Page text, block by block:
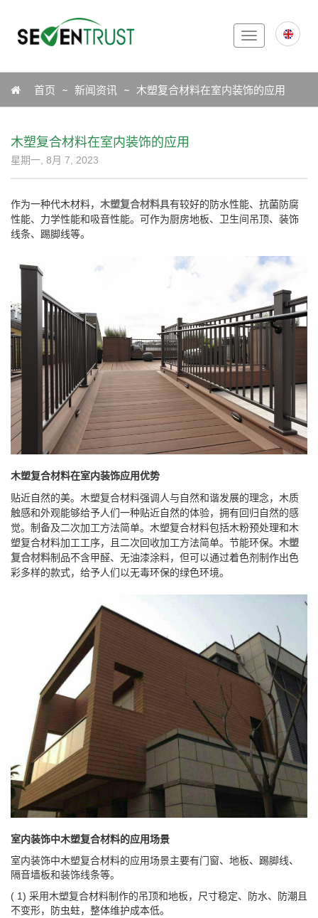
Toggle
navigation
Icon首页 新闻资讯 木塑复合材料在室内装饰的应用
木塑复合材料在室内装饰的应用
星期一, 8月 7, 2023
作为一种代木材料， 木塑复合材料具有较好的防水性能、抗菌防腐
性能、力学性能和吸音性能。可作为厨房地板、卫生间吊顶、装饰
线条、踢脚线等。
木塑复合材料在室内装饰应用优势
贴近自然的美。木塑复合材料强调人与自然和谐发展的理念，木质
触感和外观能够给予人们一种贴近自然的体验，拥有回归自然的感
觉。 制备及二次加工方法简单。木塑复合材料包括木粉预处理和木
塑复合材料加工工序，且二次回收加工方法简单。 节能环保。 木塑
复合材料制品不含甲醛、无油漆涂料，但可以通过着色剂制作出色
彩多样的款式，给予人们以无毒环保的绿色环境。
室内装饰中木塑复合材料的应用场景
室内装饰中木塑复合材料的应用场景主要有门窗、地板、踢脚线、
隔音墙板和装饰线条等。
( 1) 采用木塑复合材料制作的吊顶和地板，尺寸稳定、防水、防潮且
不变形，防虫蛀，整体维护成本低。